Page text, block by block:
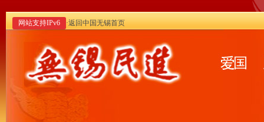
网站支持IPv6 ·返回中国无锡首页